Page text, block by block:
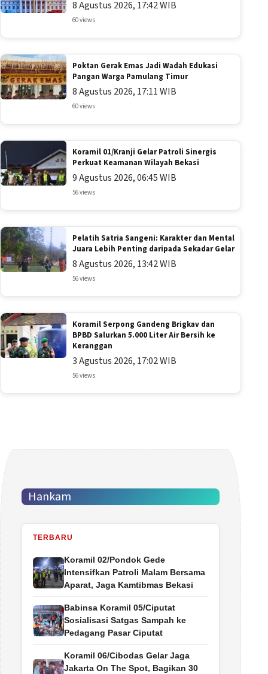
8 Agustus 2026, 17:42 WIB
60 views
Poktan Gerak Emas Jadi Wadah Edukasi
Pangan Warga Pamulang Timur
8 Agustus 2026, 17:11 WIB
60 views
Koramil 01/Kranji Gelar Patroli Sinergis
Perkuat Keamanan Wilayah Bekasi
9 Agustus 2026, 06:45 WIB
56 views
Pelatih Satria Sangeni: Karakter dan Mental
Juara Lebih Penting daripada Sekadar Gelar
8 Agustus 2026, 13:42 WIB
56 views
Koramil Serpong Gandeng Brigkav dan
BPBD Salurkan 5.000 Liter Air Bersih ke
Keranggan
3 Agustus 2026, 17:02 WIB
56 views
Hankam
TERBARU
Koramil 02/Pondok Gede
Intensifkan Patroli Malam Bersama
Aparat, Jaga Kamtibmas Bekasi
Babinsa Koramil 05/Ciputat
Sosialisasi Satgas Sampah ke
Pedagang Pasar Ciputat
Koramil 06/Cibodas Gelar Jaga
Jakarta On The Spot, Bagikan 30